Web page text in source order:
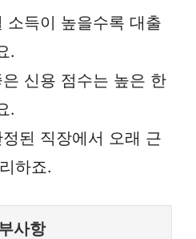
소득이 높을수록 대출
.
은 신용 점수는 높은 한
.
정된 직장에서 오래 근
하죠.
사항